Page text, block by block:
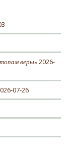
веры» 2026-
07-26